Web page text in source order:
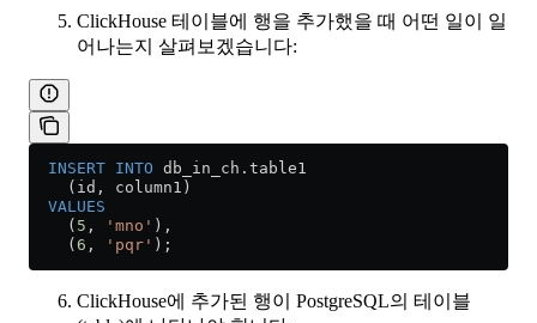
ClickHouse 테이블에 행을 추가했을 때 어떤 일이 일
어나는지 살펴보겠습니다:
  INSERT INTO
db_in_ch . table1
    (id, column1)
  VALUES
    (
5 , 'mno' ),
    (
6 , 'pqr' );
ClickHouse에 추가된 행이 PostgreSQL의 테이블